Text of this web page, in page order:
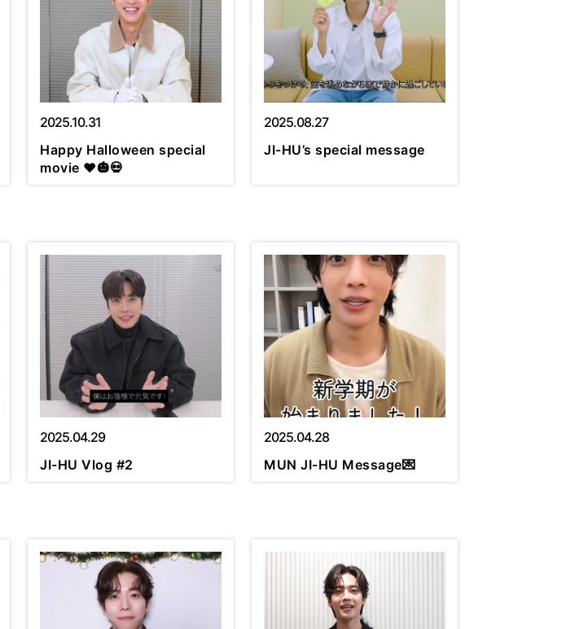
2025.10.31
Happy Halloween special
movie ❤🎃💀
2025.08.27
JI-HU’s special message
2025.04.29
JI-HU Vlog #2
2025.04.28
MUN JI-HU Message💌